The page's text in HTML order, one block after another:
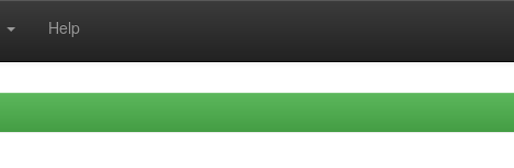
Help